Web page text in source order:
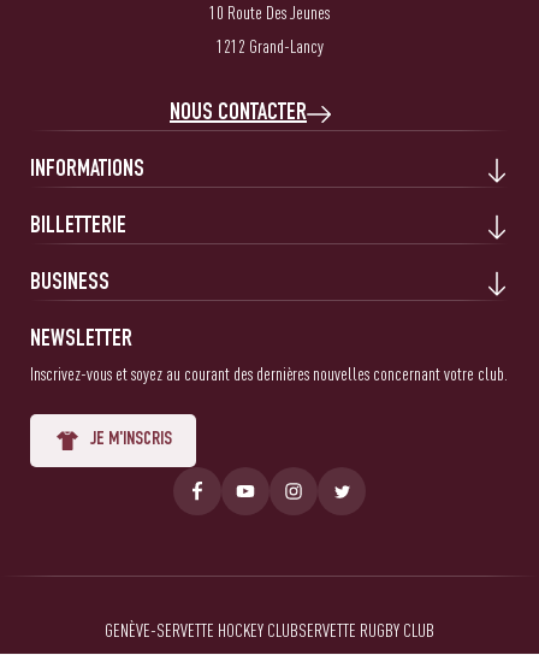
10 Route Des Jeunes
1212 Grand-Lancy
NOUS CONTACTER
INFORMATIONS
BILLETTERIE
BUSINESS
NEWSLETTER
Inscrivez-vous et soyez au courant des dernières nouvelles concernant votre club.
JE M'INSCRIS
GENÈVE-SERVETTE HOCKEY CLUBSERVETTE RUGBY CLUB